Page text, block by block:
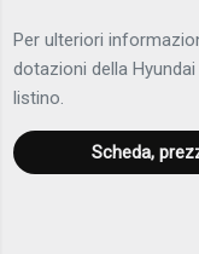
Per ulteriori
dotazioni della
listino.
Scheda,